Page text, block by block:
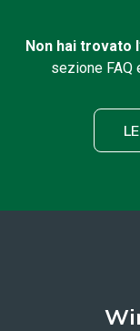
Non hai trovato
sezione FAQ